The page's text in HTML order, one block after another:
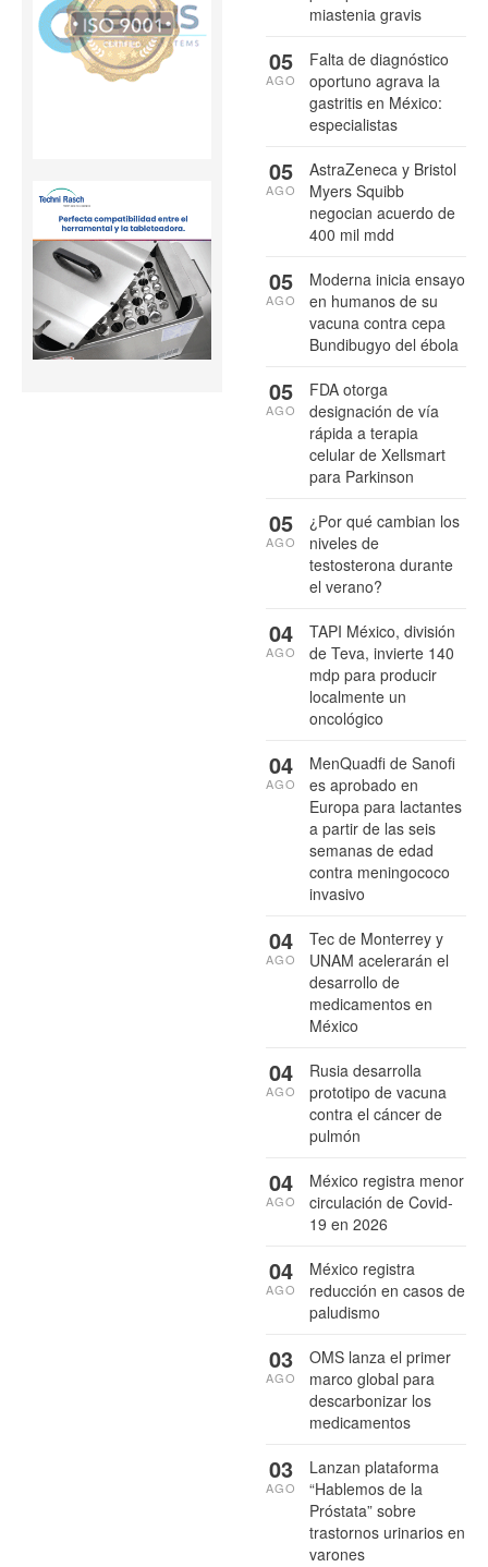
miastenia gravis
Falta de diagnóstico
oportuno agrava la
gastritis en México:
especialistas
05
AGO
AstraZeneca y Bristol
Myers Squibb
negocian acuerdo de
400 mil mdd
05
AGO
Moderna inicia ensayo
en humanos de su
vacuna contra cepa
Bundibugyo del ébola
05
AGO
FDA otorga
designación de vía
rápida a terapia
celular de Xellsmart
para Parkinson
05
AGO
¿Por qué cambian los
niveles de
testosterona durante
el verano?
05
AGO
TAPI México, división
de Teva, invierte 140
mdp para producir
localmente un
oncológico
04
AGO
MenQuadfi de Sanofi
es aprobado en
Europa para lactantes
a partir de las seis
semanas de edad
contra meningococo
invasivo
04
AGO
Tec de Monterrey y
UNAM acelerarán el
desarrollo de
medicamentos en
México
04
AGO
Rusia desarrolla
prototipo de vacuna
contra el cáncer de
pulmón
04
AGO
México registra menor
circulación de Covid-
19 en 2026
04
AGO
México registra
reducción en casos de
paludismo
04
AGO
OMS lanza el primer
marco global para
descarbonizar los
medicamentos
03
AGO
Lanzan plataforma
“Hablemos de la
Próstata” sobre
trastornos urinarios en
varones
03
AGO